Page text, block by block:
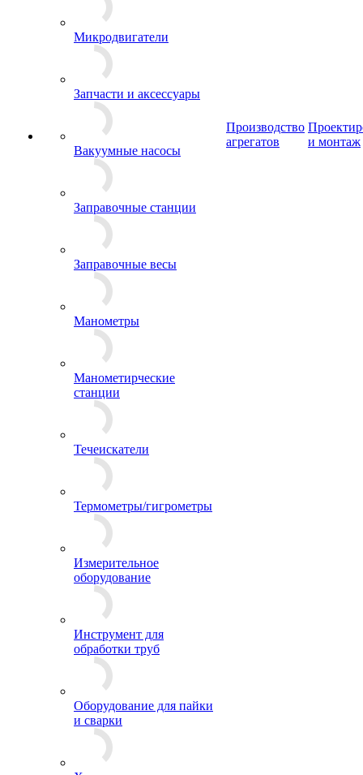
Микродвигатели
Запчасти и аксессуары
Вакуумные насосы
Заправочные станции
Заправочные весы
Манометры
Манометирческие
станции
Течеискатели
Термометры/гигрометры
Измерительное
оборудование
Инструмент для
обработки труб
Оборудование для пайки
и сварки
Производство
агрегатов
и монтаж